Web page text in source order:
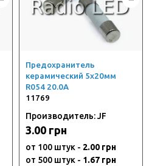
Предохранитель
керамический 5х20мм
R054 20.0А
11769
Производитель: JF
3.00 грн
от 100 штук - 2.00 грн
от 500 штук - 1.67 грн